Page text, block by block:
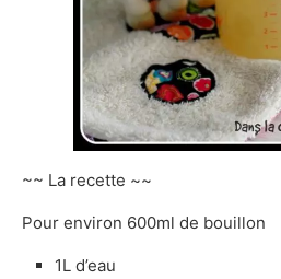
~~ La recette ~~
Pour environ 600ml de bouillon
1L d’eau